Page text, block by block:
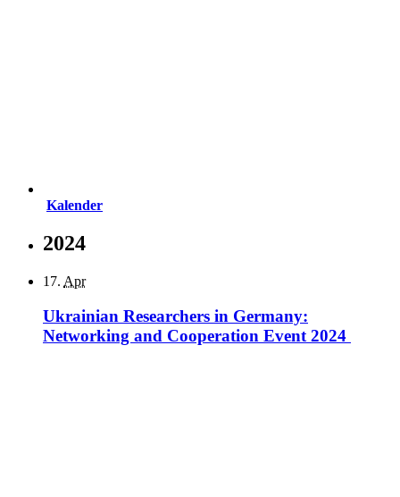
Kalender
2024
17. Apr
Ukrainian Researchers in Germany:
Networking and Cooperation Event 2024